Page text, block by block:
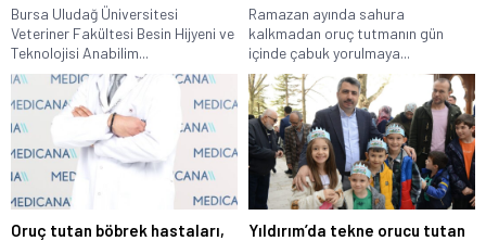
Bursa Uludağ Üniversitesi
Veteriner Fakültesi Besin Hijyeni ve
Teknolojisi Anabilim...
Ramazan ayında sahura
kalkmadan oruç tutmanın gün
içinde çabuk yorulmaya...
Oruç tutan böbrek hastaları,
Yıldırım’da tekne orucu tutan